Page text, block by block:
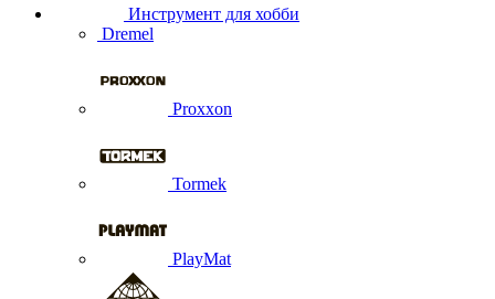
Инструмент для хобби
Dremel
Proxxon
Tormek
PlayMat